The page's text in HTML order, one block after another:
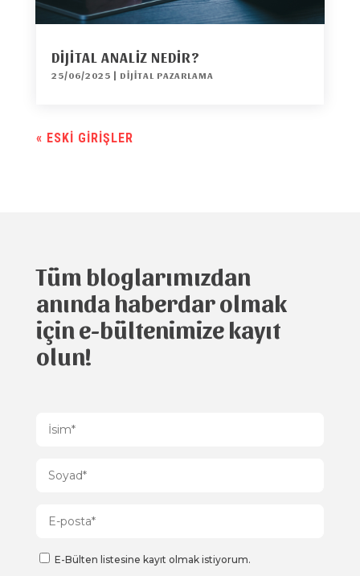
DIJITAL ANALIZ NEDIR?
25/06/2025 | DIJITAL PAZARLAMA
« ESKI GIRIŞLER
Tüm bloglarımızdan
anında haberdar olmak
için e-bültenimize kayıt
olun!
E-Bülten listesine kayıt olmak istiyorum.